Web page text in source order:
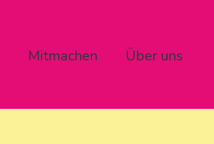
Mitmachen Über uns